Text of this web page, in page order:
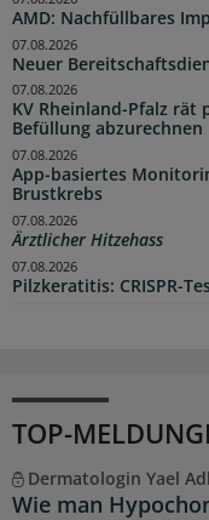
AMD: Nachfüllbares
Neuer
07.08.2026
KV Rheinland-Pfalz rät
Befüllung abzurechnen
07.08.2026
App-basiertes
Brustkrebs
07.08.2026
Ärztlicher Hitzehass
07.08.2026
Pilzkeratitis: CRISPR-
07.08.2026
TOP-
Dermatologin Yael
Wie man